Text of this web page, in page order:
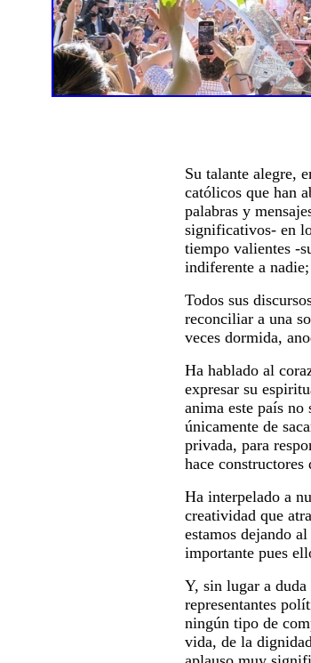
Su talante alegre,
católicos que han
palabras y
significativos- en
tiempo valientes -
indiferente a
Todos sus
reconciliar a una
veces dormida,
Ha hablado al
expresar su
anima este país
únicamente de
privada, para
hace constructores
Ha interpelado a
creatividad que
estamos dejando
importante pues
Y, sin lugar a
representantes
ningún tipo de
vida, de la